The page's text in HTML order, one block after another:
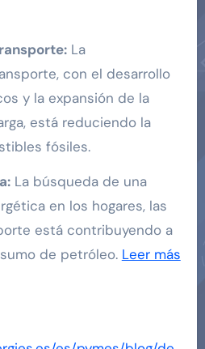
La
con el desarrollo
y la expansión de la
está reduciendo la
fósiles.
La búsqueda de una
en los hogares, las
está contribuyendo a
de petróleo. Leer más